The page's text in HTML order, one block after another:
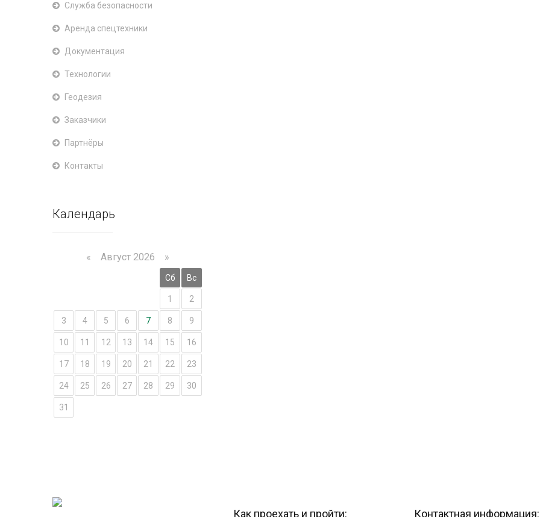
Служба безопасности
Аренда спецтехники
Документация
Технологии
Геодезия
Заказчики
Партнёры
Контакты
Календарь
« Август 2026 »
Сб Вс
1 2
3 4 5 6 7 8 9
10 11 12 13 14 15 16
17 18 19 20 21 22 23
24 25 26 27 28 29 30
31
Как проехать и пройти: Контактная информация: